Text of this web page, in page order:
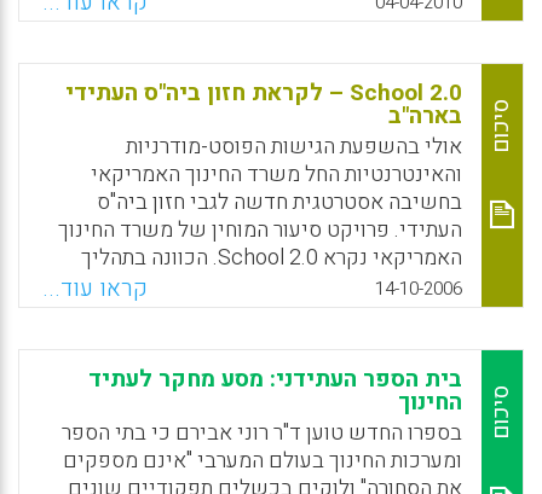
WhatsApp
Facebook
Email
X
מנשק מבוסס-מחוות (gesture-based user
interface) כדוגמת פרויקט NATAL של XBOX
(ראו וידאו ) וניתוח מידע באופן ויזואלי.הדו"ח
מעניין בגלל אופן שבו הוא מציג את הטכנולוגיות
השונות. לכל טכנולוגיה מובאות דוגמאות חיות
לשימושים בחינוך, אותם יכול כל מורה ואיש
חינוך להכניס כבר עכשיו לתוכנית שלו בכתה.
WhatsApp
Facebook
Email
X
סיכום
School 2.0 – לקראת חזון ביה"ס העתידי
בארה"ב
אולי בהשפעת הגישות הפוסט-מודרניות
והאינטרנטיות החל משרד החינוך האמריקאי
בחשיבה אסטרטגית חדשה לגבי חזון ביה"ס
העתידי. פרויקט סיעור המוחין של משרד החינוך
האמריקאי נקרא School 2.0. הכוונה בתהליך
גיבוש החזון החינוכי לבתי הספר לשתף את כל
גורמי החינוך המקומיים והקהילה החינוכית
הקשורה לבתי הספר. תהליך גיבוש החזון החינוכי
לביה"ס העתידי אינו מיועד ליחידי סגולה או לבתי
ספר מדגימים אלא לכל המורים, התלמידים אנשי
החינוך והמשפחות ברחבי ארה"ב. על מנת לתעד
את ההשקפות, ההמלצות והתסריטים הוקם
לאחרונה אתר אינטרנט חדש המכריז על פרויקט
14-10-2006 קראו עוד...
סיכום
בית הספר העתידני: מסע מחקר לעתיד
החינוך
בספרו החדש טוען ד"ר רוני אבירם כי בתי הספר
ומערכות החינוך בעולם המערבי "אינם מספקים